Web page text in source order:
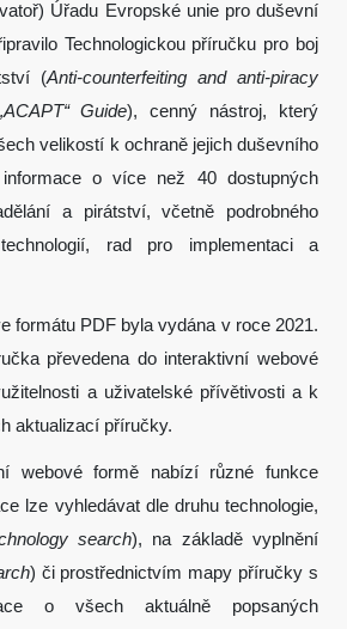
Úřadu Evropské unie pro duševní
Technologickou příručku pro boj
(Anti-counterfeiting and anti-piracy
Guide), cenný nástroj, který
velikostí k ochraně jejich duševního
informace o více než 40 dostupných
a pirátství, včetně podrobného
rad pro implementaci a
formátu PDF byla vydána v roce 2021.
převedena do interaktivní webové
a uživatelské přívětivosti a k
aktualizací příručky.
webové formě nabízí různé funkce
lze vyhledávat dle druhu technologie,
search), na základě vyplnění
) či prostřednictvím mapy příručky s
o všech aktuálně popsaných